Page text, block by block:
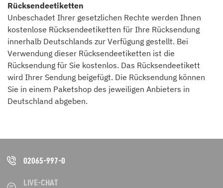
Rücksendeetiketten
Unbeschadet Ihrer gesetzlichen Rechte werden Ihnen
kostenlose Rücksendeetiketten für Ihre Rücksendung
innerhalb Deutschlands zur Verfügung gestellt. Bei
Verwendung dieser Rücksendeetiketten ist die
Rücksendung für Sie kostenlos. Das Rücksendeetikett
wird Ihrer Sendung beigefügt. Die Rücksendung können
Sie in einem Paketshop des jeweiligen Anbieters in
Deutschland abgeben.
02065-997-0
LIVE-CHAT